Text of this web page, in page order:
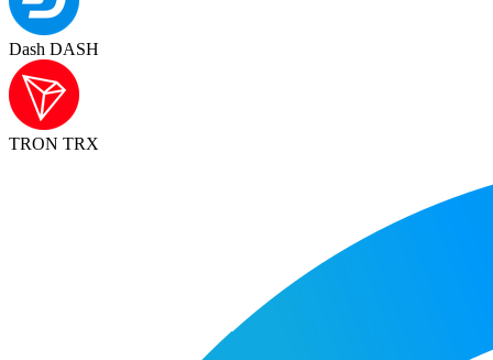
Dash DASH
TRON TRX